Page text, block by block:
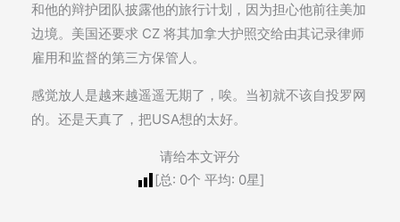
和他的辩护团队披露他的旅行计划，因为担心他前往美加
边境。美国还要求 CZ 将其加拿大护照交给由其记录律师
雇用和监督的第三方保管人。
感觉放人是越来越遥遥无期了，唉。当初就不该自投罗网
的。还是天真了，把USA想的太好。
请给本文评分
[总: 0个 平均: 0星]